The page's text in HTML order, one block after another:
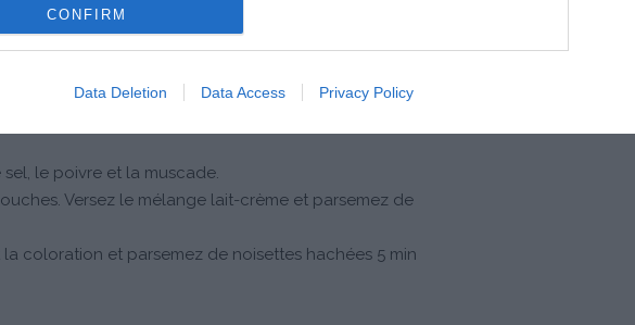
CONFIRM
Data Deletion Data Access Privacy Policy
à l’avance, il n’en sera que meilleur)
couteau, réalisez des tranches de 2 mm environ et
le poivre et la muscade.
Versez le mélange lait-crème et parsemez de
coloration et parsemez de noisettes hachées 5 min